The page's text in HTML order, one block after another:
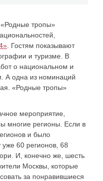
тропы»
. Гостям показывают
и туризме. В
о национальном и
А одна из номинаций
«Родные тропы»
мероприятие,
многие регионы. Если в
и было
уже 60 регионов, 68
И, конечно же, шесть
Москвы, которые
за понравившиеся